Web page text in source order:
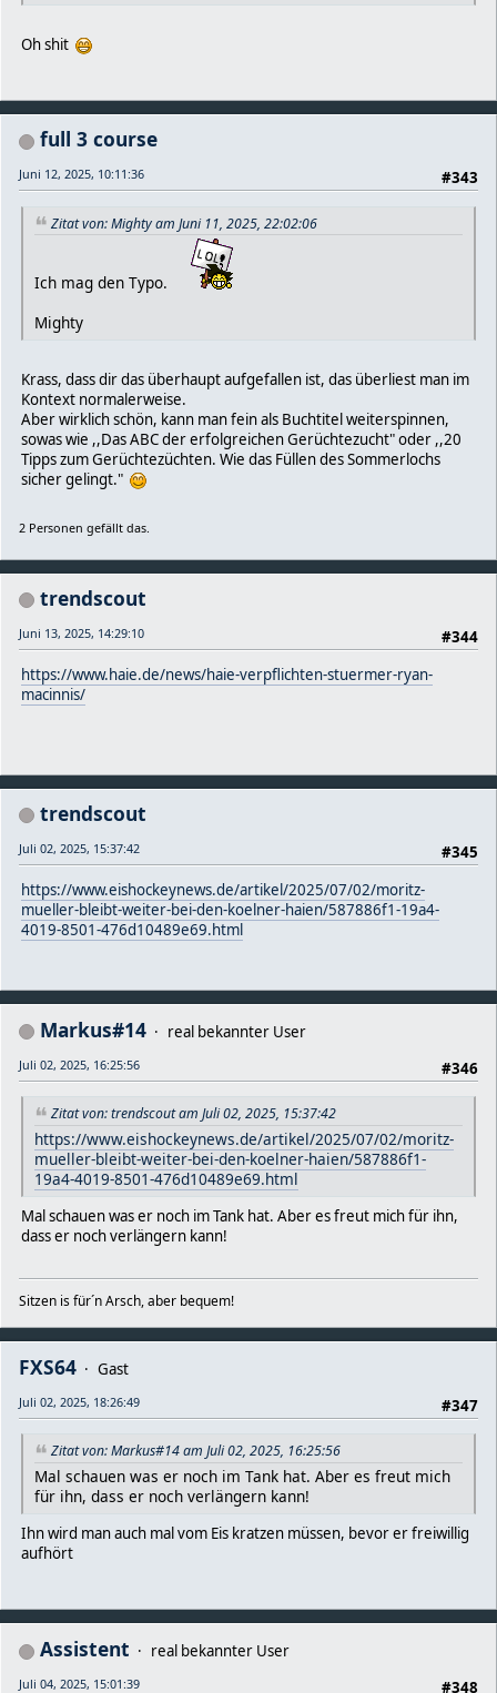
Oh shit
full 3 course
#343
Juni 12, 2025, 10:11:36
Zitat von: Mighty am Juni 11, 2025, 22:02:06
Ich mag den Typo.
Mighty
Krass, dass dir das überhaupt aufgefallen ist, das überliest man im
Kontext normalerweise.
Aber wirklich schön, kann man fein als Buchtitel weiterspinnen,
sowas wie ,,Das ABC der erfolgreichen Gerüchtezucht" oder ,,20
Tipps zum Gerüchtezüchten. Wie das Füllen des Sommerlochs
sicher gelingt."
2 Personen gefällt das.
trendscout
#344
Juni 13, 2025, 14:29:10
https://www.haie.de/news/haie-verpflichten-stuermer-ryan-
macinnis/
trendscout
#345
Juli 02, 2025, 15:37:42
https://www.eishockeynews.de/artikel/2025/07/02/moritz-
mueller-bleibt-weiter-bei-den-koelner-haien/587886f1-19a4-
4019-8501-476d10489e69.html
Markus#14
real bekannter User
#346
Juli 02, 2025, 16:25:56
Zitat von: trendscout am Juli 02, 2025, 15:37:42
https://www.eishockeynews.de/artikel/2025/07/02/moritz-
mueller-bleibt-weiter-bei-den-koelner-haien/587886f1-
19a4-4019-8501-476d10489e69.html
Mal schauen was er noch im Tank hat. Aber es freut mich für ihn,
dass er noch verlängern kann!
Sitzen is für´n Arsch, aber bequem!
FXS64
Gast
#347
Juli 02, 2025, 18:26:49
Zitat von: Markus#14 am Juli 02, 2025, 16:25:56
Mal schauen was er noch im Tank hat. Aber es freut mich
für ihn, dass er noch verlängern kann!
Ihn wird man auch mal vom Eis kratzen müssen, bevor er freiwillig
aufhört
Assistent
real bekannter User
#348
Juli 04, 2025, 15:01:39